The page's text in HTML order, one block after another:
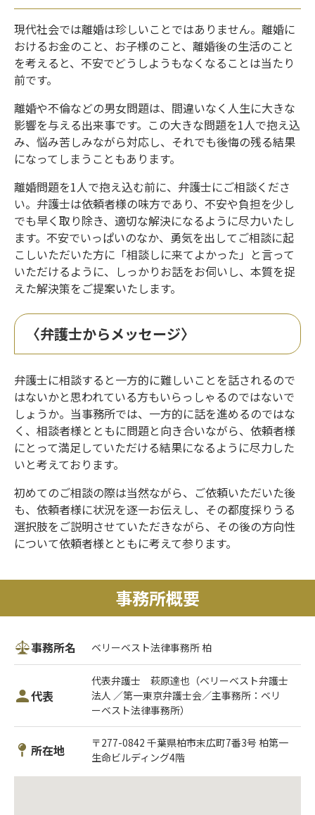
現代社会では離婚は珍しいことではありません。離婚に
おけるお金のこと、お子様のこと、離婚後の生活のこと
を考えると、不安でどうしようもなくなることは当たり
前です。
離婚や不倫などの男女問題は、間違いなく人生に大きな
影響を与える出来事です。この大きな問題を1人で抱え込
み、悩み苦しみながら対応し、それでも後悔の残る結果
になってしまうこともあります。
離婚問題を1人で抱え込む前に、弁護士にご相談くださ
い。弁護士は依頼者様の味方であり、不安や負担を少し
でも早く取り除き、適切な解決になるように尽力いたし
ます。不安でいっぱいのなか、勇気を出してご相談に起
こしいただいた方に「相談しに来てよかった」と言って
いただけるように、しっかりお話をお伺いし、本質を捉
えた解決策をご提案いたします。
〈弁護士からメッセージ〉
弁護士に相談すると一方的に難しいことを話されるので
はないかと思われている方もいらっしゃるのではないで
しょうか。当事務所では、一方的に話を進めるのではな
く、相談者様とともに問題と向き合いながら、依頼者様
にとって満足していただける結果になるように尽力した
いと考えております。
初めてのご相談の際は当然ながら、ご依頼いただいた後
も、依頼者様に状況を逐一お伝えし、その都度採りうる
選択肢をご説明させていただきながら、その後の方向性
について依頼者様とともに考えて参ります。
事務所概要
事務所名 ベリーベスト法律事務所 柏
代表
代表弁護士 萩原達也（ベリーベスト弁護士
法人 ／第一東京弁護士会／主事務所：ベリ
ーベスト法律事務所）
所在地
〒277-0842 千葉県柏市末広町7番3号 柏第一
生命ビルディング4階